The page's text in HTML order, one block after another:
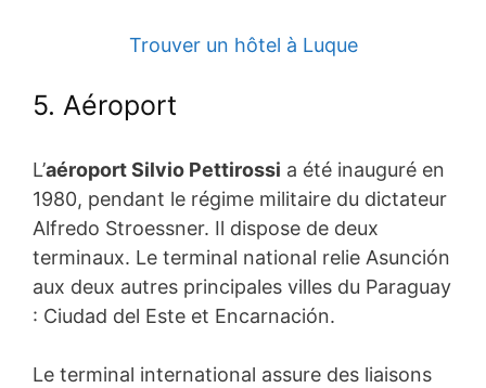
Trouver un hôtel à Luque
5. Aéroport
L’aéroport Silvio Pettirossi a été inauguré en
1980, pendant le régime militaire du dictateur
Alfredo Stroessner. Il dispose de deux
terminaux. Le terminal national relie Asunción
aux deux autres principales villes du Paraguay
: Ciudad del Este et Encarnación.
Le terminal international assure des liaisons